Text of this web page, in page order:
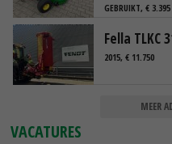
GEBRUIKT, € 3.395
Fella TLKC
2015, € 11.750
MEER
VACATURES